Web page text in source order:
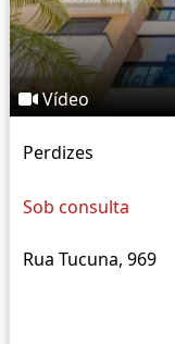
Vídeo
Perdizes
Sob consulta
Rua Tucuna, 969